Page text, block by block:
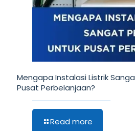
Mengapa Instalasi Listrik
Pusat Perbelanjaan?
Read more